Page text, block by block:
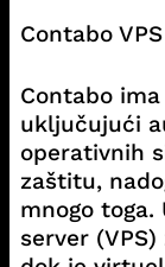
Contabo
Contabo
uključujući
operativnih
zaštitu,
mnogo
server